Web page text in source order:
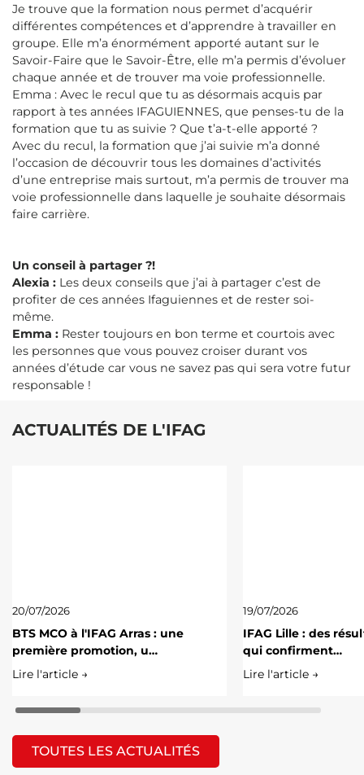
Je trouve que la formation nous permet d’acquérir
différentes compétences et d’apprendre à travailler en
groupe. Elle m’a énormément apporté autant sur le
Savoir-Faire que le Savoir-Être, elle m’a permis d’évoluer
chaque année et de trouver ma voie professionnelle.
Emma : Avec le recul que tu as désormais acquis par
rapport à tes années IFAGUIENNES, que penses-tu de la
formation que tu as suivie ? Que t’a-t-elle apporté ?
Avec du recul, la formation que j’ai suivie m’a donné
l’occasion de découvrir tous les domaines d’activités
d’une entreprise mais surtout, m’a permis de trouver ma
voie professionnelle dans laquelle je souhaite désormais
faire carrière.
Un conseil à partager ?!
Alexia : Les deux conseils que j’ai à partager c’est de
profiter de ces années Ifaguiennes et de rester soi-
même.
Emma : Rester toujours en bon terme et courtois avec
les personnes que vous pouvez croiser durant vos
années d’étude car vous ne savez pas qui sera votre futur
responsable !
ACTUALITÉS DE L'IFAG
20/07/2026
BTS MCO à l'IFAG Arras : une
première promotion, u…
Lire l'article →
19/07/2026
IFAG Lille : des
qui confirment…
Lire l'article →
TOUTES LES ACTUALITÉS